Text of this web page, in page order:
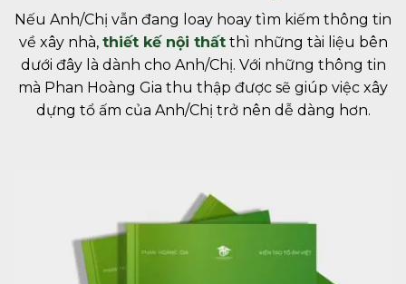
Nếu Anh/Chị vẫn đang loay hoay tìm kiếm thông tin
về xây nhà, thiết kế nội thấtthì những tài liệu bên
dưới đây là dành cho Anh/Chị. Với những thông tin
mà Phan Hoàng Gia thu thập được sẽ giúp việc xây
dựng tổ ấm của Anh/Chị trở nên dễ dàng hơn.